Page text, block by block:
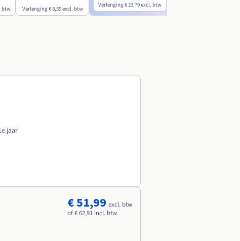
btw Verlenging € 8,59excl. btw
Verlenging € 23,79excl. btw
jaar
€ 51,99 excl. btw
of € 62,91 incl. btw